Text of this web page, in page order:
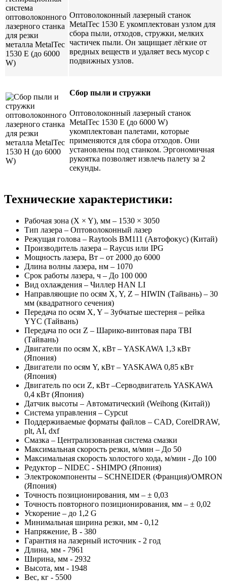
Оптоволоконный лазерный станок
MetalTec 1530 E укомплектован узлом для
сбора пыли, отходов, стружки, мелких
частичек пыли. Он защищает лёгкие от
вредных веществ и удаляет весь мусор с
подвижных узлов.
Сбор пыли и стружки
Оптоволоконный лазерный станок
MetalTec 1530 E (до 6000 W)
укомплектован палетами, которые
применяются для сбора отходов. Они
установлены под станком. Эргономичная
рукоятка позволяет извлечь палету за 2
секунды.
Технические характеристики:
Рабочая зона (X × Y), мм – 1530 × 3050
Тип лазера – Оптоволоконный лазер
Режущая голова – Raytools BM111 (Автофокус) (Китай)
Производитель лазера – Raycus или IPG
Мощность лазера, Вт – от 2000 до 6000
Длина волны лазера, нм – 1070
Срок работы лазера, ч – До 100 000
Вид охлаждения – Чиллер HAN LI
Направляющие по осям X, Y, Z – HIWIN (Тайвань) – 30
мм (квадратного сечения)
Передача по осям X, Y – Зубчатыe шестерня – рейка
YYC (Тайвань)
Передача по оси Z – Шарико-винтовая пара TBI
(Тайвань)
Двигатели по осям X, кВт – YASKAWA 1,3 кВт
(Япония)
Двигатели по осям Y, кВт – YASKAWA 0,85 кВт
(Япония)
Двигатель по оси Z, кВт –Серводвигатель YASKAWA
0,4 кВт (Япония)
Датчик высоты – Автоматический (Weihong (Китай))
Система управления – Cypcut
Поддерживаемые форматы файлов – CAD, CorelDRAW,
plt, AI, dxf
Смазка – Централизованная система смазки
Максимальная скорость резки, м/мин – До 50
Максимальная скорость холостого хода, м/мин - До 100
Редуктор – NIDEC - SHIMPO (Япония)
Электрокомпоненты – SCHNEIDER (Франция)/OMRON
(Япония)
Точность позиционирования, мм – ± 0,03
Точность повторного позиционирования, мм – ± 0,02
Ускорение – до 1,2 G
Минимальная ширина резки, мм - 0,12
Напряжение, В - 380
Гарантия на лазерный источник - 2 год
Длина, мм - 7961
Ширина, мм - 2932
Высота, мм - 1948
Вес, кг - 5500